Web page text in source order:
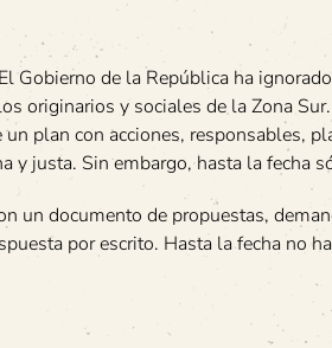
Gobierno de la República ha
originarios y sociales de la Zona
plan con acciones, responsables,
y justa. Sin embargo, hasta la fecha
un documento de propuestas,
por escrito. Hasta la fecha no